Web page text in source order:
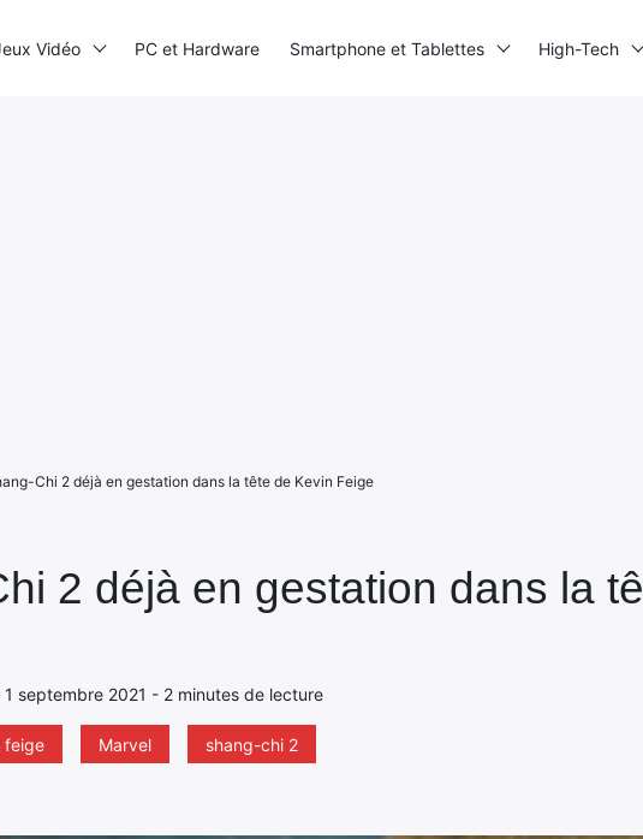
2 déjà en gestation dans la
1 septembre 2021 - 2 minutes de lecture
feige Marvel shang-chi 2
Chi 2 déjà en gestation dans la tête de Kevin Feige
Vidéo PC et Hardware Smartphone et Tablettes High-Tech